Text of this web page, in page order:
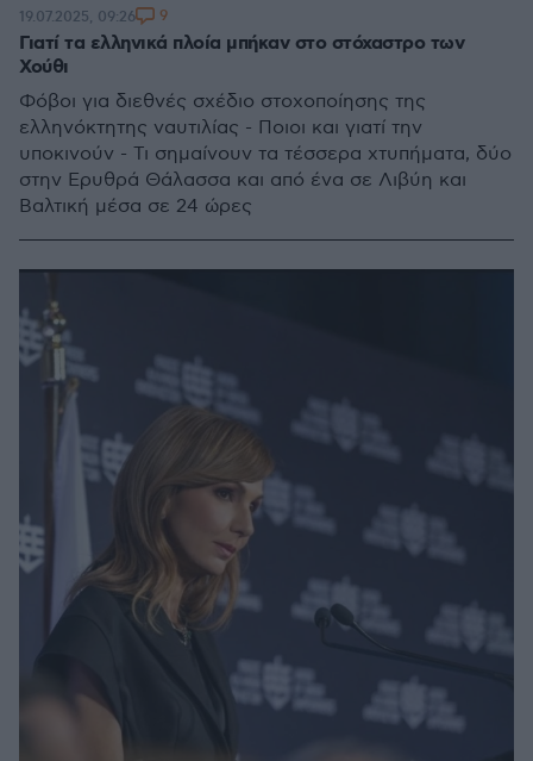
Γιατί τα ελληνικά πλοία μπήκαν στο στόχαστρο των
Χούθι
Φόβοι για διεθνές σχέδιο στοχοποίησης της
ελληνόκτητης ναυτιλίας - Ποιοι και γιατί την
υποκινούν - Τι σημαίνουν τα τέσσερα χτυπήματα, δύο
στην Ερυθρά Θάλασσα και από ένα σε Λιβύη και
Βαλτική μέσα σε 24 ώρες
19.07.2025, 09:26 9